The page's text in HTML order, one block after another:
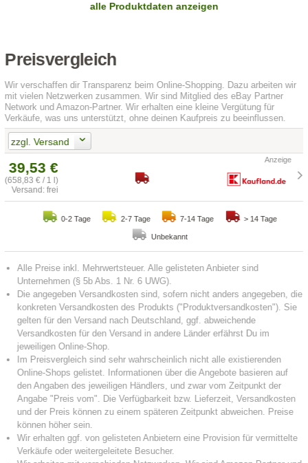
alle Produktdaten anzeigen
Preisvergleich
Wir verschaffen dir Transparenz beim Online-Shopping. Dazu arbeiten wir
mit vielen Netzwerken zusammen. Wir sind Mitglied des eBay Partner
Network und Amazon-Partner. Wir erhalten eine kleine Vergütung für
Verkäufe, was uns unterstützt, ohne deinen Kaufpreis zu beeinflussen.
zzgl. Versand
39,53 €
(658,83 € / 1 l)
Versand: frei
0-2 Tage 2-7 Tage 7-14 Tage > 14 Tage
Unbekannt